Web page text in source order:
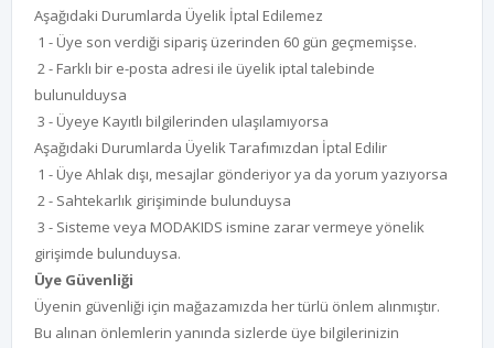
Aşağıdaki Durumlarda Üyelik İptal Edilemez
1 - Üye son verdiği sipariş üzerinden 60 gün geçmemişse.
2 - Farklı bir e-posta adresi ile üyelik iptal talebinde
bulunulduysa
3 - Üyeye Kayıtlı bilgilerinden ulaşılamıyorsa
Aşağıdaki Durumlarda Üyelik Tarafımızdan İptal Edilir
1 - Üye Ahlak dışı, mesajlar gönderiyor ya da yorum yazıyorsa
2 - Sahtekarlık girişiminde bulunduysa
3 - Sisteme veya MODAKIDS ismine zarar vermeye yönelik
girişimde bulunduysa.
Üye Güvenliği
Üyenin güvenliği için mağazamızda her türlü önlem alınmıştır.
Bu alınan önlemlerin yanında sizlerde üye bilgilerinizin